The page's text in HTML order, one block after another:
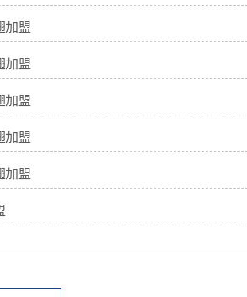
加盟
加盟
加盟
加盟
加盟